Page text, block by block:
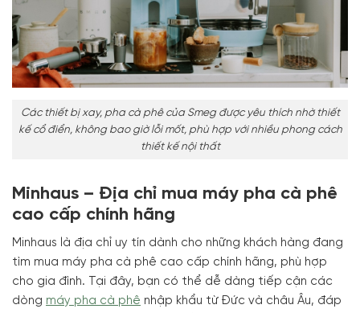
Các thiết bị xay, pha cà phê của Smeg được yêu thích nhờ thiết
kế cổ điển, không bao giờ lỗi mốt, phù hợp với nhiều phong cách
thiết kế nội thất
Minhaus – Địa chỉ mua máy pha cà phê
cao cấp chính hãng
Minhaus là địa chỉ uy tín dành cho những khách hàng đang
tìm mua máy pha cà phê cao cấp chính hãng, phù hợp
cho gia đình. Tại đây, bạn có thể dễ dàng tiếp cận các
dòng máy pha cà phê nhập khẩu từ Đức và châu Âu, đáp